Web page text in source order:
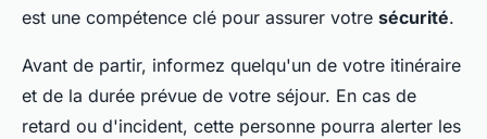
est une compétence clé pour assurer votre sécurité.
Avant de partir, informez quelqu'un de votre itinéraire
et de la durée prévue de votre séjour. En cas de
retard ou d'incident, cette personne pourra alerter les